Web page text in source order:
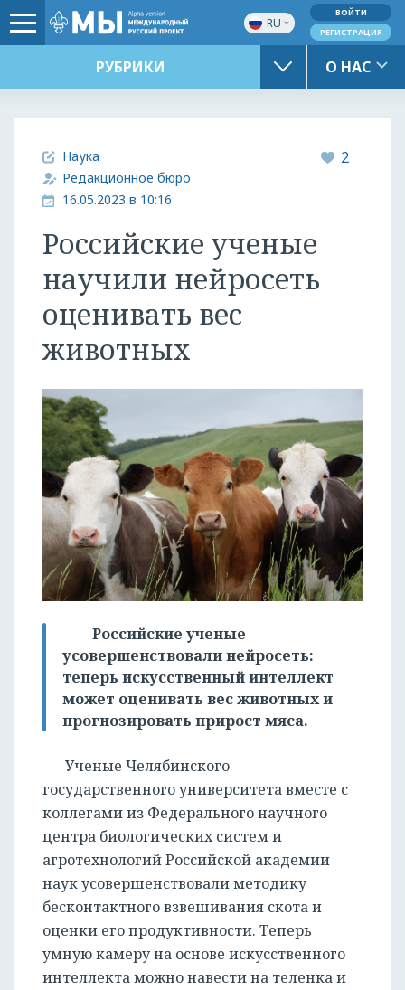
RU
ВОЙТИ
РЕГИСТРАЦИЯ
РУБРИКИ О НАС
Наука
Редакционное бюро
16.05.2023 в 10:16
2
Российские ученые
научили нейросеть
оценивать вес
животных
Российские ученые
усовершенствовали нейросеть:
теперь искусственный интеллект
может оценивать вес животных и
прогнозировать прирост мяса.
Ученые Челябинского
государственного университета вместе с
коллегами из Федерального научного
центра биологических систем и
агротехнологий Российской академии
наук усовершенствовали методику
бесконтактного взвешивания скота и
оценки его продуктивности. Теперь
умную камеру на основе искусственного
интеллекта можно навести на теленка и